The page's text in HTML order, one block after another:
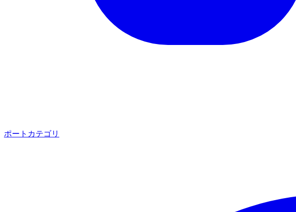
ポートカテゴリ